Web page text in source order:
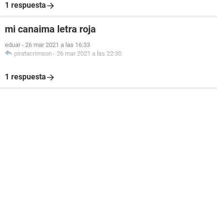
1 respuesta
mi canaima letra roja
eduar - 26 mar 2021 a las 16:33
piratacrimson - 26 mar 2021 a las 22:30
1 respuesta